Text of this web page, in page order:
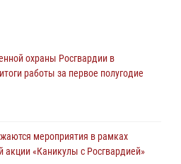
познакомили участников
оказали помощь
Росгвардии пресечена
охраны Росгвардии в
работы за первое полугодие
мероприятия в рамках
акции «Каникулы с Росгвардией»